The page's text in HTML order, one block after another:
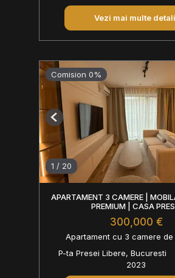
Vezi mai multe
Comision 0%
1 / 20
Previous
APARTAMENT 3 CAMERE |
PREMIUM | CASA
300,000 €
Apartament cu 3 camere de
P-ta Presei Libere, Bucuresti
2023